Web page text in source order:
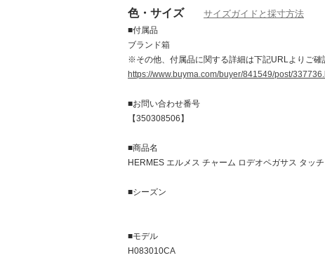
色・サイズ サイズガイドと採寸方法
■付属品
ブランド箱
※その他、付属品に関する詳細は下記URLよりご確
https://www.buyma.com/buyer/841549/post/
■お問い合わせ番号
【350308506】
■商品名
HERMES エルメス チャーム ロデオペガサス タッ
■シーズン
■モデル
H083010CA